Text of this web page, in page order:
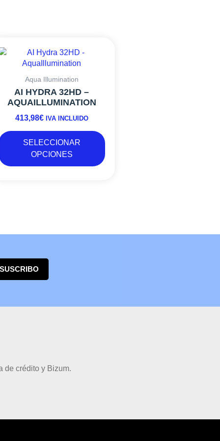
Aqua Illumination
AI HYDRA 32HD –
AQUAILLUMINATION
413,98€ IVA INCLUIDO
SELECCIONAR
OPCIONES
elegir
de crédito y Bizum.